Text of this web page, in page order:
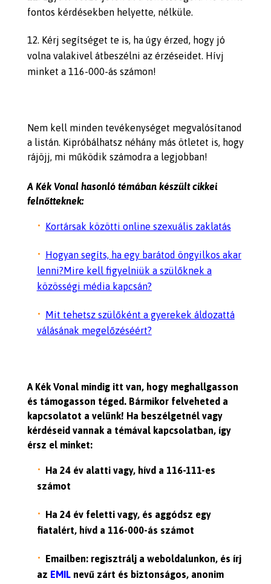
fontos kérdésekben helyette, nélküle.
Kérj segítséget te is, ha úgy érzed, hogy jó
volna valakivel átbeszélni az érzéseidet. Hívj
minket a 116-000-ás számon!
Nem kell minden tevékenységet megvalósítanod
a listán. Kipróbálhatsz néhány más ötletet is, hogy
rájöjj, mi működik számodra a legjobban!
A Kék Vonal hasonló témában készült cikkei
felnőtteknek:
Kortársak közötti online szexuális zaklatás
Hogyan segíts, ha egy barátod öngyilkos akar
lenni?Mire kell figyelniük a szülőknek a
közösségi média kapcsán?
Mit tehetsz szülőként a gyerekek áldozattá
válásának megelőzéséért?
A Kék Vonal mindig itt van, hogy meghallgasson
és támogasson téged. Bármikor felveheted a
kapcsolatot a velünk! Ha beszélgetnél vagy
kérdéseid vannak a témával kapcsolatban, így
érsz el minket:
Ha 24 év alatti vagy, hívd a 116-111-es
számot
Ha 24 év feletti vagy, és aggódsz egy
fiatalért, hívd a 116-000-ás számot
Emailben: regisztrálj a weboldalunkon, és írj
az EMIL nevű zárt és biztonságos, anonim